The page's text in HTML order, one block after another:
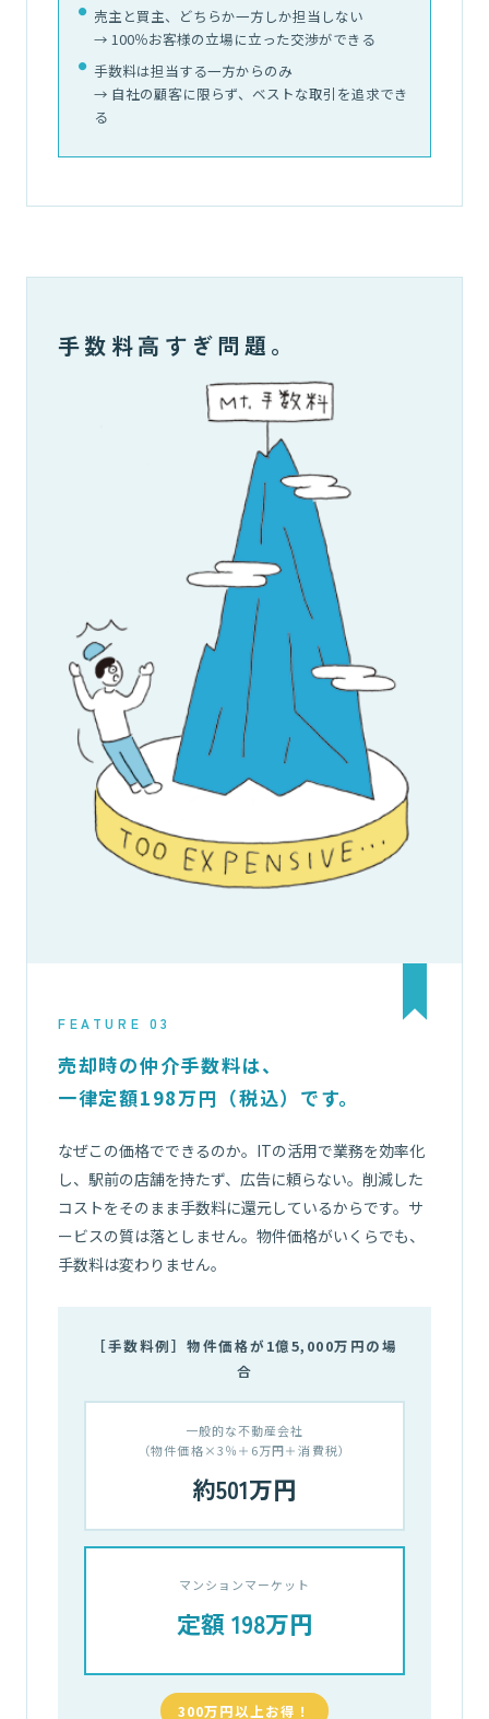
02
売主と買主、どちらか一方しか担当しない
→ 100％お客様の立場に立った交渉ができる
手数料は担当する一方からのみ
→ 自社の顧客に限らず、ベストな取引を追求でき
る
手数料高すぎ問題。
FEATURE 03
売却時の仲介手数料は、
一律定額198万円（税込）です。
なぜこの価格でできるのか。ITの活用で業務を効率化
し、駅前の店舗を持たず、広告に頼らない。削減した
コストをそのまま手数料に還元しているからです。サ
ービスの質は落としません。物件価格がいくらでも、
手数料は変わりません。
［手数料例］物件価格が1億5,000万円の場
合
一般的な不動産会社
（物件価格×3％＋6万円＋消費税）
約501万円
マンションマーケット
定額 198万円
300万円以上お得！